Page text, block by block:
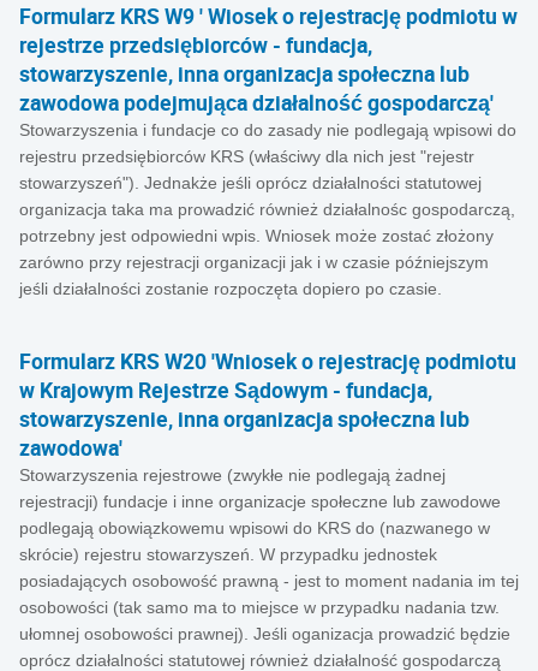
Formularz KRS W9 ' Wiosek o rejestrację podmiotu w
rejestrze przedsiębiorców - fundacja,
stowarzyszenie, inna organizacja społeczna lub
zawodowa podejmująca działalność gospodarczą'
Stowarzyszenia i fundacje co do zasady nie podlegają wpisowi do
rejestru przedsiębiorców KRS (właściwy dla nich jest "rejestr
stowarzyszeń"). Jednakże jeśli oprócz działalności statutowej
organizacja taka ma prowadzić również działalnośc gospodarczą,
potrzebny jest odpowiedni wpis. Wniosek może zostać złożony
zarówno przy rejestracji organizacji jak i w czasie późniejszym
jeśli działalności zostanie rozpoczęta dopiero po czasie.
Formularz KRS W20 'Wniosek o rejestrację podmiotu
w Krajowym Rejestrze Sądowym - fundacja,
stowarzyszenie, inna organizacja społeczna lub
zawodowa'
Stowarzyszenia rejestrowe (zwykłe nie podlegają żadnej
rejestracji) fundacje i inne organizacje społeczne lub zawodowe
podlegają obowiązkowemu wpisowi do KRS do (nazwanego w
skrócie) rejestru stowarzyszeń. W przypadku jednostek
posiadających osobowość prawną - jest to moment nadania im tej
osobowości (tak samo ma to miejsce w przypadku nadania tzw.
ułomnej osobowości prawnej). Jeśli oganizacja prowadzić będzie
oprócz działalności statutowej również działalność gospodarczą